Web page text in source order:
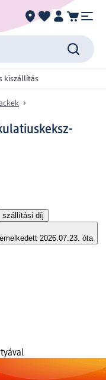
kiszállítás
szállítási díj
2026.07.23. óta